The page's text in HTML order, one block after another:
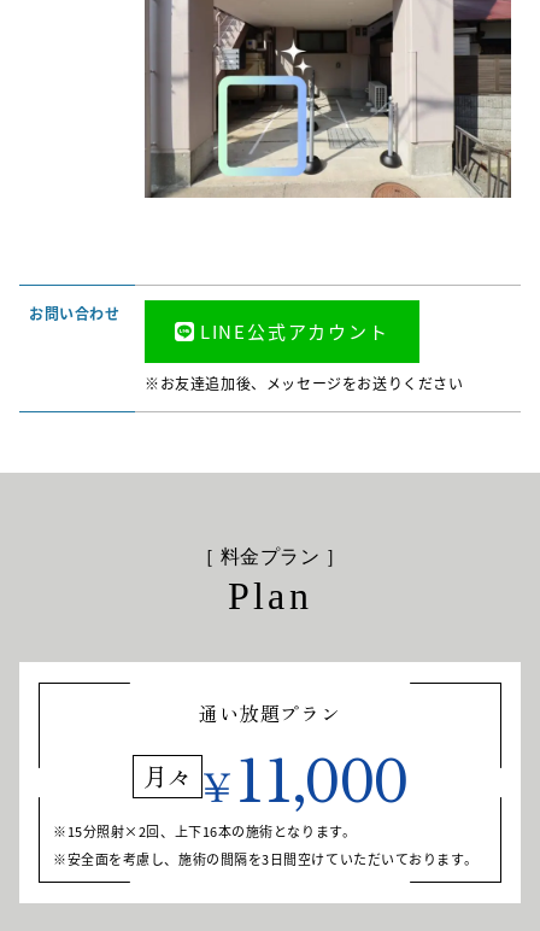
お問い合わせ
LINE公式アカウント
※お友達追加後、メッセージをお送りください
［ 料金プラン ］
Plan
通い放題プラン
月々 ¥11,000
15分照射×2回、上下16本の施術となります。
安全面を考慮し、施術の間隔を3日間空けていただいております。